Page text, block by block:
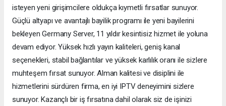
isteyen yeni girişimcilere oldukça kıymetli fırsatlar sunuyor.
Güçlü altyapı ve avantajlı bayilik programı ile yeni bayilerini
bekleyen Germany Server, 11 yıldır kesintisiz hizmet ile yoluna
devam ediyor. Yüksek hızlı yayın kaliteleri, geniş kanal
seçenekleri, stabil bağlantılar ve yüksek karlılık oranı ile sizlere
muhteşem fırsat sunuyor. Alman kalitesi ve disiplini ile
hizmetlerini sürdüren firma, en iyi IPTV deneyimini sizlere
sunuyor. Kazançlı bir iş fırsatına dahil olarak siz de işinizi